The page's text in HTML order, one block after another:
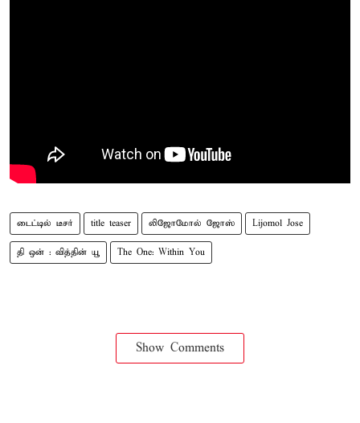
டைட்டில் டீசர் title teaser லிஜோமோல் ஜோஸ் Lijomol Jose
தி ஒன் : வித்தின் யூ The One: Within You
Show Comments